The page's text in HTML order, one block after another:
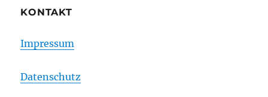
KONTAKT
Impressum
Datenschutz